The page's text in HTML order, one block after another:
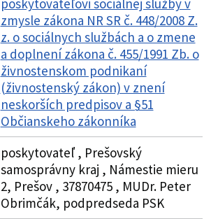
zmysle zákona NR SR č. 448/2008 Z.
z. o sociálnych službách a o zmene
a doplnení zákona č. 455/1991 Zb. o
živnostenskom podnikaní
(živnostenský zákon) v znení
neskorších predpisov a §51
Občianskeho zákonníka
poskytovateľ , Prešovský
samosprávny kraj , Námestie mieru
2, Prešov , 37870475 , MUDr. Peter
Obrimčák, podpredseda PSK